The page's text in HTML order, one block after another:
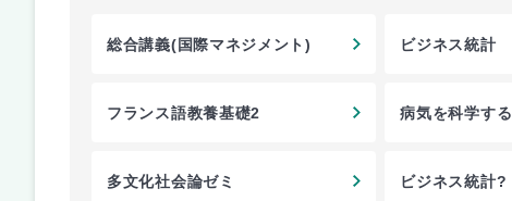
総合講義(国際マネジメント) ビジネス統計
フランス語教養基礎2 病気を科学する
多文化社会論ゼミ ビジネス統計?